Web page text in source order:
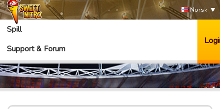
Norsk
Spill
Support & Forum